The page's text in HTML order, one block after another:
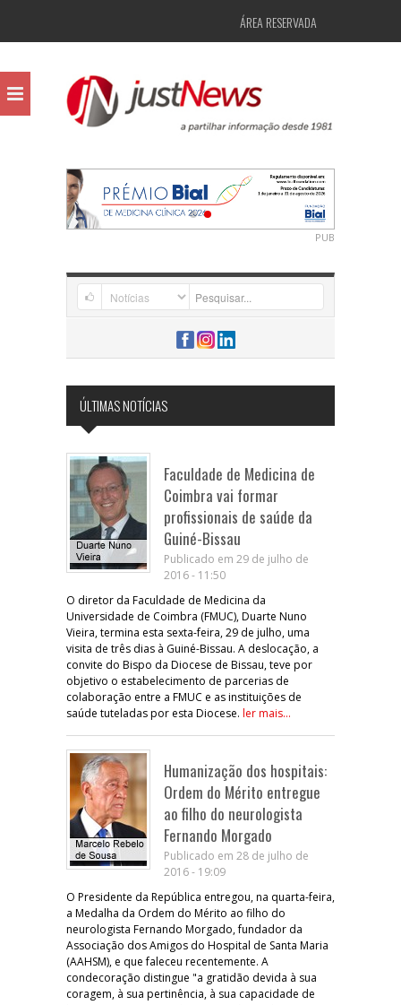
ÁREA RESERVADA
PUB
ÚLTIMAS NOTÍCIAS
Faculdade de Medicina de
Coimbra vai formar
profissionais de saúde da
Guiné-Bissau
Publicado em 29 de julho de
2016 - 11:50
O diretor da Faculdade de Medicina da
Universidade de Coimbra (FMUC), Duarte Nuno
Vieira, termina esta sexta-feira, 29 de julho, uma
visita de três dias à Guiné-Bissau. A deslocação, a
convite do Bispo da Diocese de Bissau, teve por
objetivo o estabelecimento de parcerias de
colaboração entre a FMUC e as instituições de
saúde tuteladas por esta Diocese. ler mais...
Humanização dos hospitais:
Ordem do Mérito entregue
ao filho do neurologista
Fernando Morgado
Publicado em 28 de julho de
2016 - 19:09
O Presidente da República entregou, na quarta-feira,
a Medalha da Ordem do Mérito ao filho do
neurologista Fernando Morgado, fundador da
Associação dos Amigos do Hospital de Santa Maria
(AAHSM), e que faleceu recentemente. A
condecoração distingue "a gratidão devida à sua
coragem, à sua pertinência, à sua capacidade de